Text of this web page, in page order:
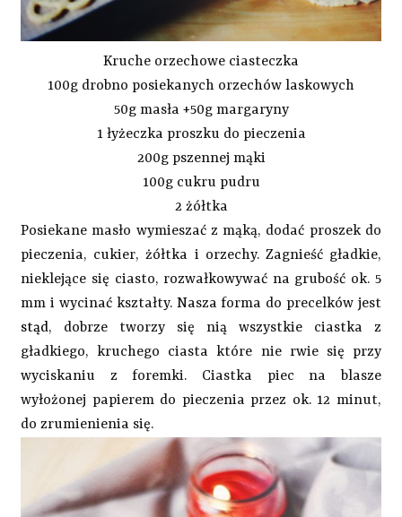
Kruche orzechowe ciasteczka
100g drobno posiekanych orzechów laskowych
50g masła +50g margaryny
1 łyżeczka proszku do pieczenia
200g pszennej mąki
100g cukru pudru
2 żółtka
Posiekane masło wymieszać z mąką, dodać proszek do
pieczenia, cukier, żółtka i orzechy. Zagnieść gładkie,
nieklejące się ciasto, rozwałkowywać na grubość ok. 5
mm i wycinać kształty. Nasza forma do precelków jest
stąd, dobrze tworzy się nią wszystkie ciastka z
gładkiego, kruchego ciasta które nie rwie się przy
wyciskaniu z foremki. Ciastka piec na blasze
wyłożonej papierem do pieczenia przez ok. 12 minut,
do zrumienienia się.